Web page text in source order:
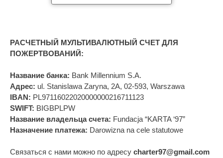
РАСЧЕТНЫЙ МУЛЬТИВАЛЮТНЫЙ СЧЕТ ДЛЯ
ПОЖЕРТВОВАНИЙ:
Название банка: Bank Millennium S.A.
Адрес: ul. Stanislawa Zaryna, 2A, 02-593, Warszawa
IBAN: PL97116022020000000216711123
SWIFT: BIGBPLPW
Название владельца счета: Fundacja “KARTA ‘97”
Назначение платежа: Darowizna na cele statutowe
Связаться с нами можно по адресу charter97@gmail.com